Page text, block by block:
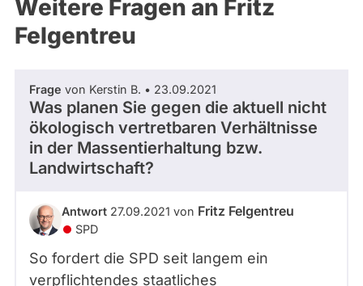
Weitere Fragen an Fritz
Felgentreu
Frage von Kerstin B. • 23.09.2021
Was planen Sie gegen die aktuell nicht
ökologisch vertretbaren Verhältnisse
in der Massentierhaltung bzw.
Landwirtschaft?
Antwort 27.09.2021 von Fritz Felgentreu
SPD
So fordert die SPD seit langem ein
verpflichtendes staatliches